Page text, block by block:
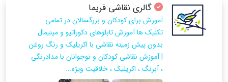
گالری نقاشی فریما
آموزش برای کودکان و بزرگسالان در تمامی
تکنیک ها آموزش تابلوهای دکوراتیو و مینیمال
بدون پیش زمینه نقاشی با اکریلیک و رنگ روغن
| آموزش نقاشی کودکان و نوجوانان با مدادرنگی
، آبرنگ ، اکریلیک ، خلاقیت ویژه...